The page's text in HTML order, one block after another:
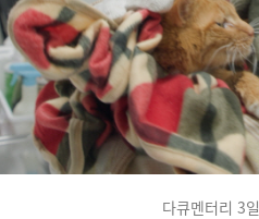
다큐멘터리 3일